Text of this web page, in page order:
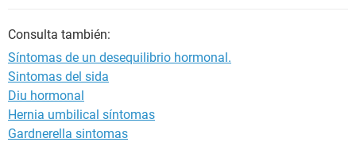
Consulta también:
Síntomas de un desequilibrio hormonal.
Sintomas del sida
Diu hormonal
Hernia umbilical síntomas
Gardnerella sintomas